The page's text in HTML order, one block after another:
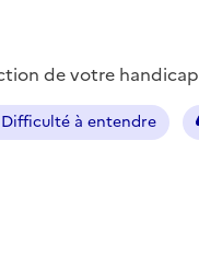
de votre handicap
Difficulté à entendre